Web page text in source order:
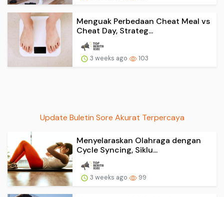
Menguak Perbedaan Cheat Meal vs
Cheat Day, Strateg...
3 weeks ago 103
Update Buletin Sore Akurat Terpercaya
Menyelaraskan Olahraga dengan
Cycle Syncing, Siklu...
3 weeks ago 99